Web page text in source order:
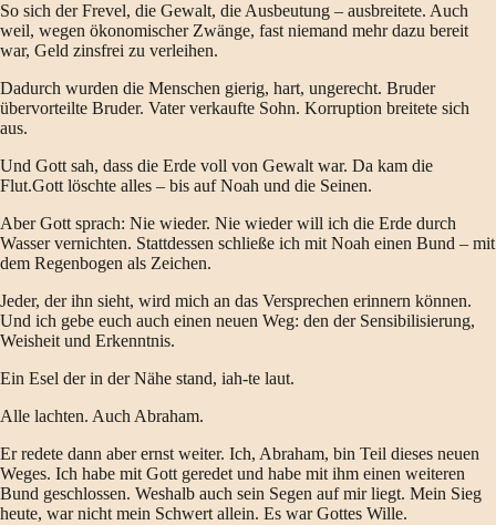
So sich der Frevel, die Gewalt, die Ausbeutung – ausbreitete. Auch
weil, wegen ökonomischer Zwänge, fast niemand mehr dazu bereit
war, Geld zinsfrei zu verleihen.
Dadurch wurden die Menschen gierig, hart, ungerecht. Bruder
übervorteilte Bruder. Vater verkaufte Sohn. Korruption breitete sich
aus.
Und Gott sah, dass die Erde voll von Gewalt war. Da kam die
Flut.Gott löschte alles – bis auf Noah und die Seinen.
Aber Gott sprach: Nie wieder. Nie wieder will ich die Erde durch
Wasser vernichten. Stattdessen schließe ich mit Noah einen Bund – mit
dem Regenbogen als Zeichen.
Jeder, der ihn sieht, wird mich an das Versprechen erinnern können.
Und ich gebe euch auch einen neuen Weg: den der Sensibilisierung,
Weisheit und Erkenntnis.
Ein Esel der in der Nähe stand, iah-te laut.
Alle lachten. Auch Abraham.
Er redete dann aber ernst weiter. Ich, Abraham, bin Teil dieses neuen
Weges. Ich habe mit Gott geredet und habe mit ihm einen weiteren
Bund geschlossen. Weshalb auch sein Segen auf mir liegt. Mein Sieg
heute, war nicht mein Schwert allein. Es war Gottes Wille.